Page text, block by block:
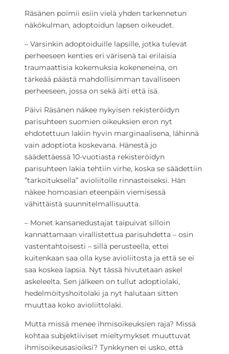
Räsänen poimii esiin vielä yhden tarkennetun
näkökulman, adoptoidun lapsen oikeudet.
– Varsinkin adoptoiduille lapsille, jotka tulevat
perheeseen kenties eri värisenä tai erilaisia
traumaattisia kokemuksia kokeneneina, on
tärkeää päästä mahdollisimman tavalliseen
perheeseen, jossa on sekä äiti että isä.
Päivi Räsänen näkee nykyisen rekisteröidyn
parisuhteen suomien oikeuksien eron nyt
ehdotettuun lakiin hyvin marginaalisena, lähinnä
vain adoptiota koskevana. Hänestä jo
säädettäessä 10-vuotiasta rekisteröidyn
parisuhteen lakia tehtiin virhe, koska se säädettiin
”tarkoituksella” avioliitolle rinnasteiseksi. Hän
näkee homoasian eteenpäin viemisessä
vähittäistä suunnitelmallisuutta.
– Monet kansanedustajat taipuivat silloin
kannattamaan virallistettua parisuhdetta – osin
vastentahtoisesti – sillä perusteella, ettei
kuitenkaan saa olla kyse avioliitosta ja että se ei
saa koskea lapsia. Nyt tässä hivutetaan askel
askeleelta. Sen jälkeen on tullut adoptiolaki,
hedelmöityshoitolaki ja nyt halutaan sitten
muuttaa koko avioliittolaki.
Mutta missä menee ihmisoikeuksien raja? Missä
kohtaa subjektiiviset mieltymykset muuttuvat
ihmisoikeusasioiksi? Tynkkynen ei usko, että